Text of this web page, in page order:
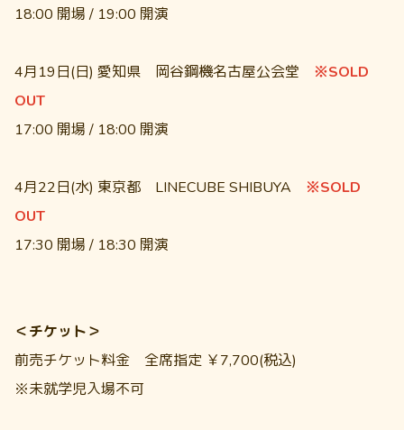
18:00 開場 / 19:00 開演
4月19日(日) 愛知県 岡谷鋼機名古屋公会堂 ※SOLD
OUT
17:00 開場 / 18:00 開演
4月22日(水) 東京都 LINECUBE SHIBUYA ※SOLD
OUT
17:30 開場 / 18:30 開演
＜チケット＞
前売チケット料金 全席指定 ￥7,700(税込)
※未就学児入場不可